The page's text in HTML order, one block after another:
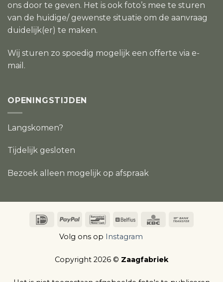
ons door te geven. Het is ook foto’s mee te sturen
van de huidige/ gewenste situatie om de aanvraag
duidelijk(er) te maken.
Wij sturen zo spoedig mogelijk een offerte via e-
mail.
OPENINGSTIJDEN
Langskomen?
Tijdelijk gesloten
Bezoek alleen mogelijk op afspraak
IDeal PayPal Bancontact
Belfius KBC
Volg ons op Instagram
Copyright 2026 © Zaagfabriek